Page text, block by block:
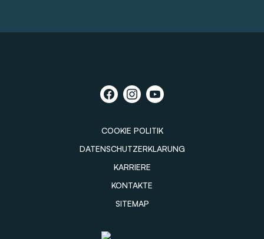
COOKIE POLITIK
DATENSCHUTZERKLARUNG
KARRIERE
KONTAKTE
SITEMAP